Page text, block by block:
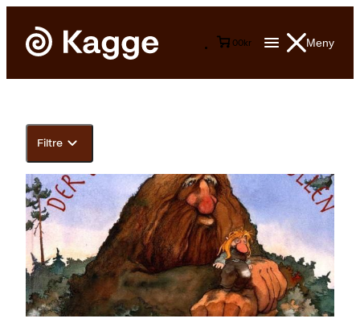
Meny
00kr
Filtre